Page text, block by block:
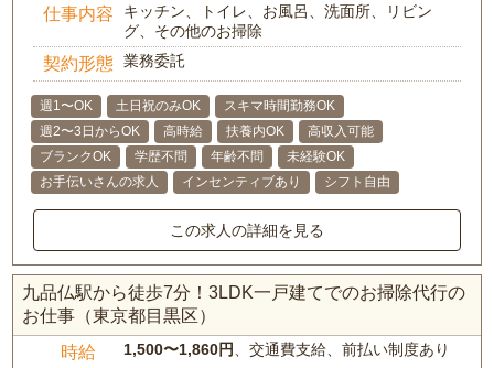
仕事内容
キッチン、トイレ、お風呂、洗面所、リビン
グ、その他のお掃除
契約形態 業務委託
週1〜OK 土日祝のみOK
スキマ時間勤務OK
週2〜3日からOK
高時給 扶養内OK
高収入可能
ブランクOK
学歴不問 年齢不問
未経験OK
お手伝いさんの求人
インセンティブあり シフト自由
この求人の詳細を見る
九品仏駅から徒歩7分！3LDK一戸建てでのお掃除代行の
お仕事（東京都目黒区）
時給 1,500〜1,860円 、交通費支給、前払い制度あり